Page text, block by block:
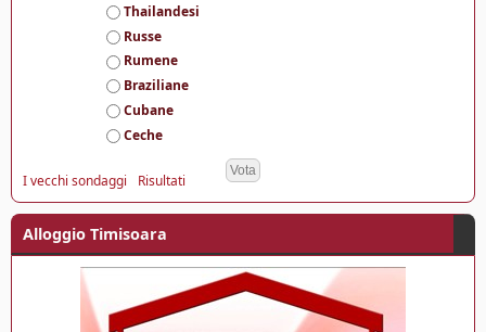
S
c
e
l
t
e
Thailandesi
Russe
Rumene
Braziliane
Cubane
Ceche
I vecchi sondaggi Risultati
Alloggio Timisoara